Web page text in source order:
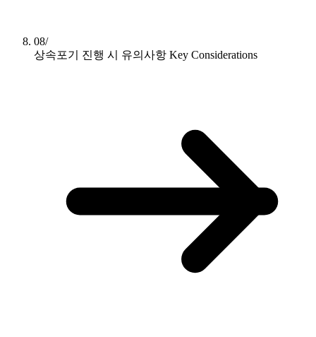
08/
상속포기 진행 시 유의사항 Key Considerations